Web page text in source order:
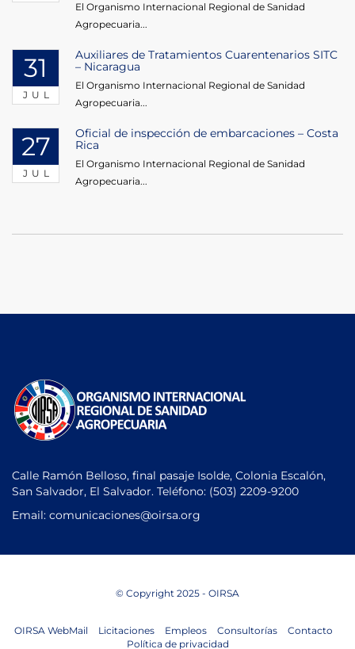
El Organismo Internacional Regional de Sanidad
Agropecuaria...
31
JUL
Auxiliares de Tratamientos Cuarentenarios SITC
– Nicaragua
El Organismo Internacional Regional de Sanidad
Agropecuaria...
27
JUL
Oficial de inspección de embarcaciones – Costa
Rica
El Organismo Internacional Regional de Sanidad
Agropecuaria...
Calle Ramón Belloso, final pasaje Isolde, Colonia Escalón,
San Salvador, El Salvador. Teléfono: (503) 2209-9200
Email: comunicaciones@oirsa.org
© Copyright 2025 - OIRSA
OIRSA WebMail Licitaciones Empleos Consultorías
Contacto
Política de privacidad